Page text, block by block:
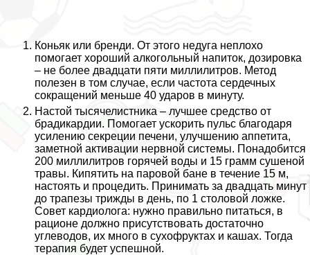
Коньяк или бренди. От этого недуга неплохо
помогает хороший алкогольный напиток, дозировка
– не более двадцати пяти миллилитров. Метод
полезен в том случае, если частота сердечных
сокращений меньше 40 ударов в минуту.
Настой тысячелистника – лучшее средство от
брадикардии. Помогает ускорить пульс благодаря
усилению секреции печени, улучшению аппетита,
заметной активации нервной системы. Понадобится
200 миллилитров горячей воды и 15 грамм сушеной
травы. Кипятить на паровой бане в течение 15 м,
настоять и процедить. Принимать за двадцать минут
до трапезы трижды в день, по 1 столовой ложке.
Совет кардиолога: нужно правильно питаться, в
рационе должно присутствовать достаточно
углеводов, их много в сухофруктах и кашах. Тогда
терапия будет успешной.